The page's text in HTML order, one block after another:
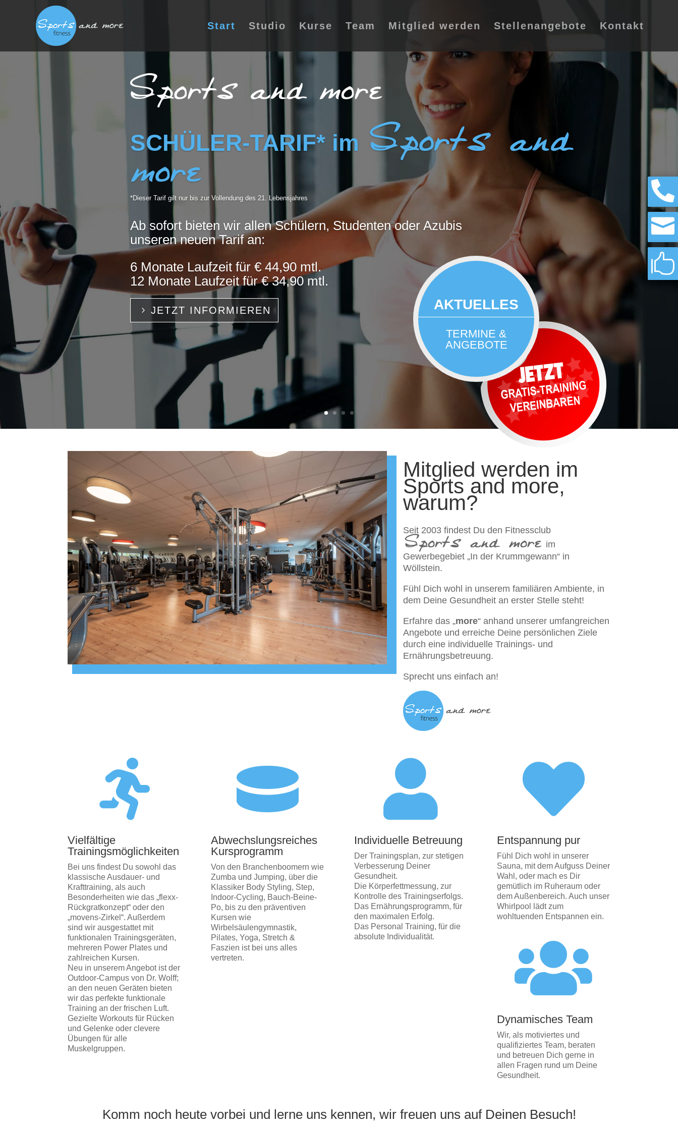
Start Studio Kurse Team Mitglied werden Stellenangebote Kontakt
SCHÜLER-TARIF* im Sports and
more
*Dieser Tarif gilt nur bis zur Vollendung des 21. Lebensjahres
Ab sofort bieten wir allen Schülern, Studenten oder Azubis
unseren neuen Tarif an:
6 Monate Laufzeit für € 44,90 mtl.
12 Monate Laufzeit für € 34,90 mtl.
JETZT INFORMIEREN AKTUELLES
TERMINE &
ANGEBOTE



Mitglied werden im
Sports and more,
warum?
Seit 2003 findest Du den Fitnessclub
Sports and moreim
Gewerbegebiet „In der Krummgewann“ in
Wöllstein.
Fühl Dich wohl in unserem familiären Ambiente, in
dem Deine Gesundheit an erster Stelle steht!
Erfahre das „more“ anhand unserer umfangreichen
Angebote und erreiche Deine persönlichen Ziele
durch eine individuelle Trainings- und
Ernährungsbetreuung.
Sprecht uns einfach an!

Vielfältige
Trainingsmöglichkeiten
Bei uns findest Du sowohl das
klassische Ausdauer- und
Krafttraining, als auch
Besonderheiten wie das „flexx-
Rückgratkonzept“ oder den
„movens-Zirkel“. Außerdem
sind wir ausgestattet mit
funktionalen Trainingsgeräten,
mehreren Power Plates und
zahlreichen Kursen.
Neu in unserem Angebot ist der
Outdoor-Campus von Dr. Wolff;
an den neuen Geräten bieten
wir das perfekte funktionale
Training an der frischen Luft.
Gezielte Workouts für Rücken
und Gelenke oder clevere
Übungen für alle
Muskelgruppen.

Abwechslungsreiches
Kursprogramm
Von den Branchenboomern wie
Zumba und Jumping, über die
Klassiker Body Styling, Step,
Indoor-Cycling, Bauch-Beine-
Po, bis zu den präventiven
Kursen wie
Wirbelsäulengymnastik,
Pilates, Yoga, Stretch &
Faszien ist bei uns alles
vertreten.

Individuelle Betreuung
Der Trainingsplan, zur stetigen
Verbesserung Deiner
Gesundheit.
Die Körperfettmessung, zur
Kontrolle des Trainingserfolgs.
Das Ernährungsprogramm, für
den maximalen Erfolg.
Das Personal Training, für die
absolute Individualität.

Entspannung pur
Fühl Dich wohl in unserer
Sauna, mit dem Aufguss Deiner
Wahl, oder mach es Dir
gemütlich im Ruheraum oder
dem Außenbereich. Auch unser
Whirlpool lädt zum
wohltuenden Entspannen ein.

Dynamisches Team
Wir, als motiviertes und
qualifiziertes Team, beraten
und betreuen Dich gerne in
allen Fragen rund um Deine
Gesundheit.
Komm noch heute vorbei und lerne uns kennen, wir freuen uns auf Deinen Besuch!